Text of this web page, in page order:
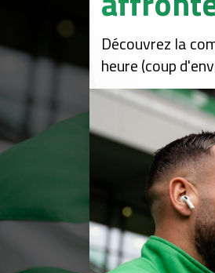
Découvrez la
heure (coup